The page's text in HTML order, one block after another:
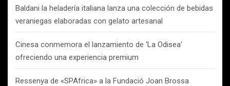
Baldani la heladería italiana lanza una colección de bebidas
veraniegas elaboradas con gelato artesanal
Cinesa conmemora el lanzamiento de ‘La Odisea’
ofreciendo una experiencia premium
Ressenya de «SPAfrica» a la Fundació Joan Brossa